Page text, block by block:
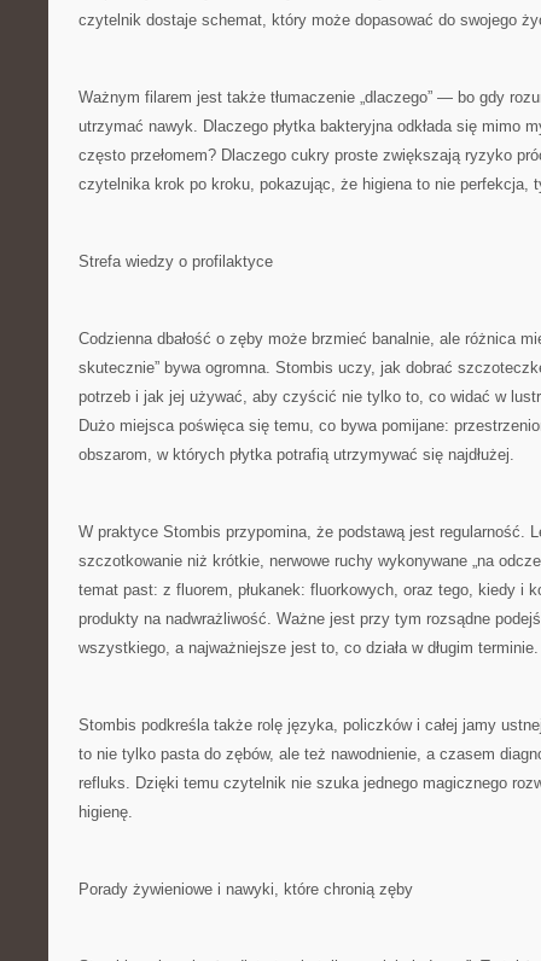
czytelnik dostaje schemat, który może dopasować do swojego
Ważnym filarem jest także tłumaczenie „dlaczego” — bo gdy
utrzymać nawyk. Dlaczego płytka bakteryjna odkłada się mimo
często przełomem? Dlaczego cukry proste zwiększają ryzyko
czytelnika krok po kroku, pokazując, że higiena to nie perfekcja,
Strefa wiedzy o profilaktyce
Codzienna dbałość o zęby może brzmieć banalnie, ale różnica
skutecznie” bywa ogromna. Stombis uczy, jak dobrać
potrzeb i jak jej używać, aby czyścić nie tylko to, co widać w
Dużo miejsca poświęca się temu, co bywa pomijane:
obszarom, w których płytka potrafią utrzymywać się najdłużej.
W praktyce Stombis przypomina, że podstawą jest regularność.
szczotkowanie niż krótkie, nerwowe ruchy wykonywane „na
temat past: z fluorem, płukanek: fluorkowych, oraz tego, kiedy i
produkty na nadwrażliwość. Ważne jest przy tym rozsądne
wszystkiego, a najważniejsze jest to, co działa w długim terminie.
Stombis podkreśla także rolę języka, policzków i całej jamy
to nie tylko pasta do zębów, ale też nawodnienie, a czasem
refluks. Dzięki temu czytelnik nie szuka jednego magicznego
higienę.
Porady żywieniowe i nawyki, które chronią zęby